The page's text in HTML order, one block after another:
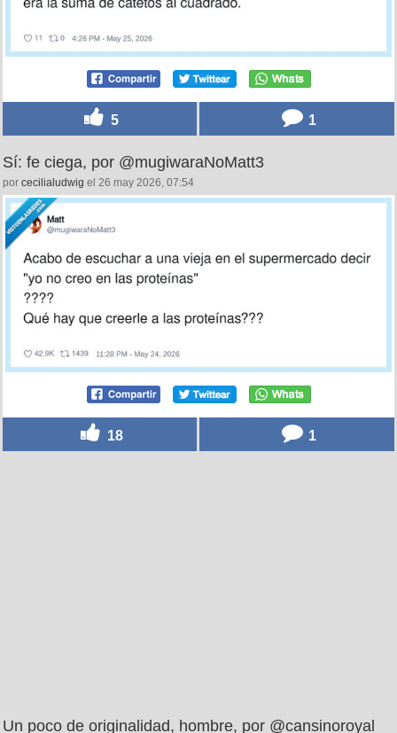
5 1
Sí: fe ciega, por @mugiwaraNoMatt3
por cecilialudwig el 26 may 2026, 07:54
18 1
Un poco de originalidad, hombre, por @cansinoroyal